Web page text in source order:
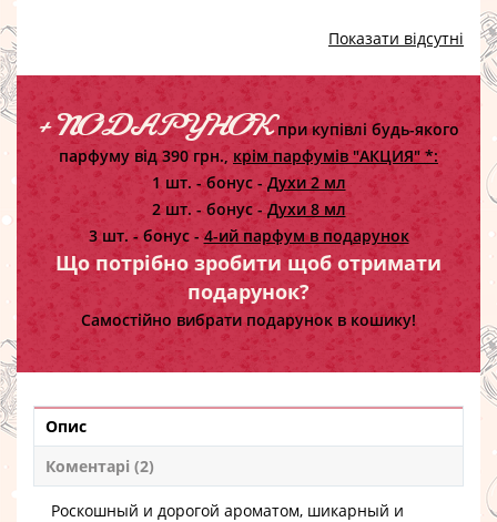
Показати відсутні
+ ПОДАРУНОКпри купівлі будь-якого
парфуму від 390 грн., крім парфумів "АКЦИЯ" *:
1 шт. - бонус - Духи 2 мл
2 шт. - бонус -Духи 8 мл
3 шт. - бонус -4-ий парфум в подарунок
Що потрібно зробити щоб отримати
подарунок?
Самостійно вибрати подарунок в кошику!
Опис
Коментарі (2)
Роскошный и дорогой ароматом, шикарный и